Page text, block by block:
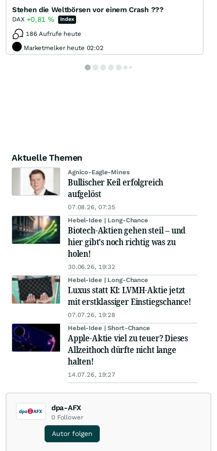
Stehen die Weltbörsen vor einem Crash ???
DAX +0,81 % Index
186 Aufrufe heute
Marketmelker heute 02:02
Aktuelle Themen
Agnico-Eagle-Mines
Bullischer Keil erfolgreich
aufgelöst
07.08.26, 07:35
Hebel-Idee | Long-Chance
Biotech-Aktien gehen steil – und
hier gibt's noch richtig was zu
holen!
30.06.26, 19:32
Hebel-Idee | Long-Chance
Luxus statt KI: LVMH-Aktie jetzt
mit erstklassiger Einstiegschance!
07.07.26, 19:28
Hebel-Idee | Short-Chance
Apple-Aktie viel zu teuer? Dieses
Allzeithoch dürfte nicht lange
halten!
14.07.26, 19:27
dpa-AFX
0 Follower
Autor folgen